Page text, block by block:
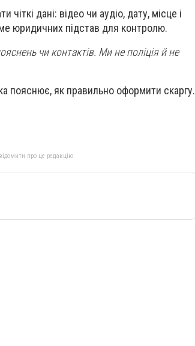
дані: відео чи аудіо, дату, місце і
юридичних підстав для контролю.
чи контактів. Ми не поліція й не
пояснює, як правильно оформити скаргу.
про це редакцію